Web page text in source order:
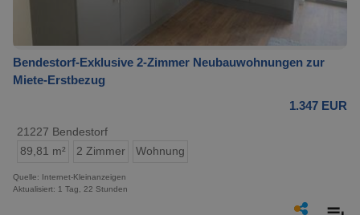
Bendestorf-Exklusive 2-Zimmer Neubauwohnungen zur
Miete-Erstbezug
1.347 EUR
21227 Bendestorf
89,81 m²
2 Zimmer Wohnung
Quelle: Internet-Kleinanzeigen
Aktualisiert: 1 Tag, 22 Stunden